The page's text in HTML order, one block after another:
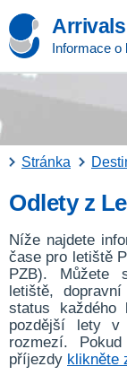
Informace o
Stránka
Odlety z
Níže najdete
čase pro letiště
PZB). Můžete
letiště,
status
pozdější lety v
rozmezí.
příjezdy klikněte